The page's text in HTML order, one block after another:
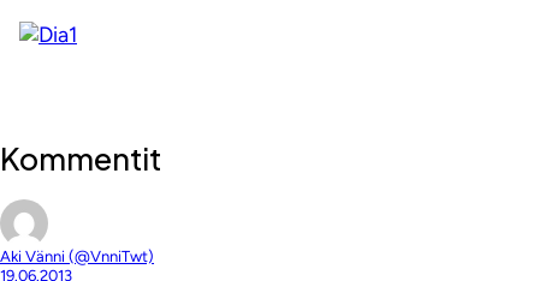
Kommentit
Aki Vänni (@VnniTwt)
19.06.2013